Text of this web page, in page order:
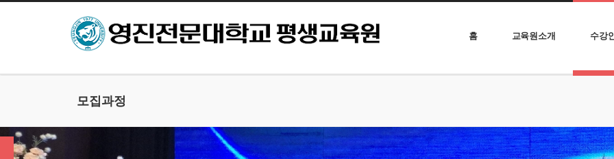
홈 교육원소개 수강
모집과정